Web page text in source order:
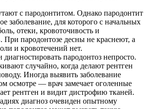
с пародонтитом. Однако пародонтит
заболевание, для которого с начальных
отеки, кровоточивость и
При пародонтозе десны не краснеют, а
и кровотечений нет.
пародонтоз непросто.
случайно, когда делают рентген
Иногда выявить заболевание
осмотре — врач замечает оголенные
рентген и видит дистрофию тканей.
диагноз очевиден опытному